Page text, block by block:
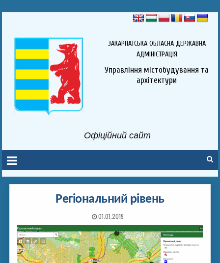
ЗАКАРПАТСЬКА ОБЛАСНА ДЕРЖАВНА
АДМІНІСТРАЦІЯ
Управління містобудування та
архітектури
Офіційний сайт
Регіональний рівень
01.01.2019